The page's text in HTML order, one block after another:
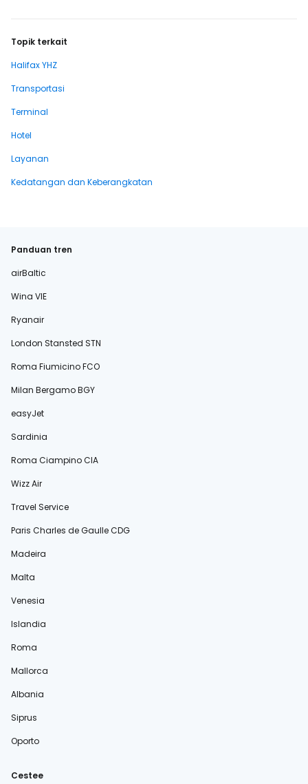
Topik terkait
Halifax YHZ
Transportasi
Terminal
Hotel
Layanan
Kedatangan dan Keberangkatan
Panduan tren
airBaltic
Wina VIE
Ryanair
London Stansted STN
Roma Fiumicino FCO
Milan Bergamo BGY
easyJet
Sardinia
Roma Ciampino CIA
Wizz Air
Travel Service
Paris Charles de Gaulle CDG
Madeira
Malta
Venesia
Islandia
Roma
Mallorca
Albania
Siprus
Oporto
Cestee